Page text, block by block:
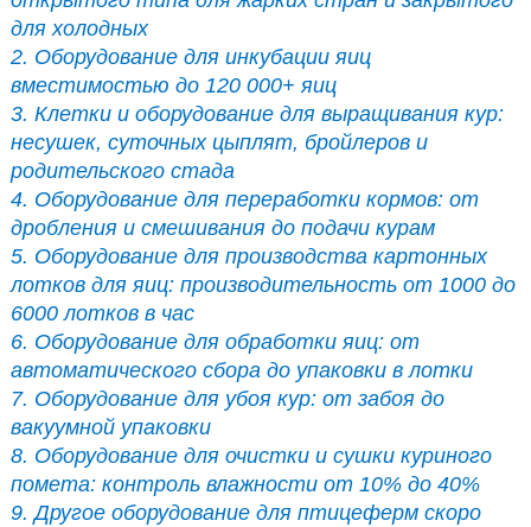
для холодных
2. Оборудование для инкубации яиц
вместимостью до 120 000+ яиц
3. Клетки и оборудование для выращивания кур:
несушек, суточных цыплят, бройлеров и
родительского стада
4. Оборудование для переработки кормов: от
дробления и смешивания до подачи курам
5. Оборудование для производства картонных
лотков для яиц: производительность от 1000 до
6000 лотков в час
6. Оборудование для обработки яиц: от
автоматического сбора до упаковки в лотки
7. Оборудование для убоя кур: от забоя до
вакуумной упаковки
8. Оборудование для очистки и сушки куриного
помета: контроль влажности от 10% до 40%
9. Другое оборудование для птицеферм скоро